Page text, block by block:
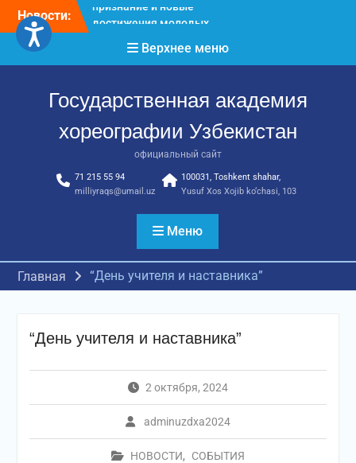
Перейти
содержимому
Новости:
Международное научное
Международное
признание и новые
хореографов!
Международное
признание и новые
достижения молодых
Верхнее меню
Государственная академия
хореографии Узбекистан
официальный сайт
71 215 55 94
milliyraqs@umail.uz
100031, Toshkent shahar,
Yusuf Xos Xojib ko‘chasi, 103
Меню
Главная “День учителя и наставника”
“День учителя и наставника”
2 октября, 2024
adminuzdxa2024
НОВОСТИ, СОБЫТИЯ